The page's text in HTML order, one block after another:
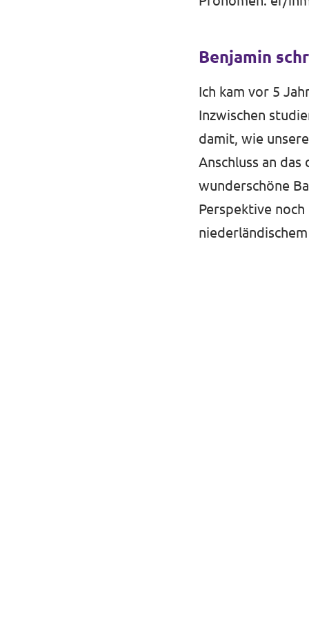
Benjamin
Ich kam vor 5
Inzwischen
damit, wie
Anschluss an
wunderschöne
Perspektive